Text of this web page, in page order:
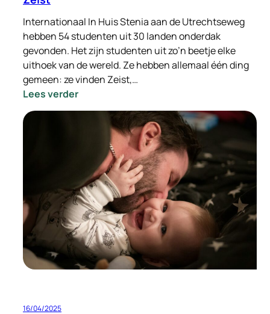
Internationaal In Huis Stenia aan de Utrechtseweg
hebben 54 studenten uit 30 landen onderdak
gevonden. Het zijn studenten uit zo’n beetje elke
uithoek van de wereld. Ze hebben allemaal één ding
gemeen: ze vinden Zeist,…
Lees verder:
73
studenten,
aandacht-
groepen
bedrijven
hebben
een
plek
gevonden
in
Zeist
16/04/2025